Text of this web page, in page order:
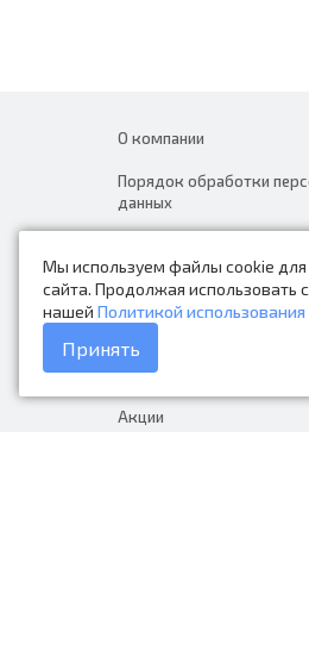
Мы используем файлы cookie
сайта. Продолжая использовать
нашей Политикой
Принять
О компании
Порядок обработки
данных
Контакты
Каталог товаров
Доставка и оплата
Акции